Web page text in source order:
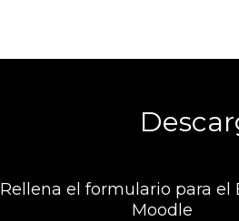
Rellena el formulario para el
Moodle